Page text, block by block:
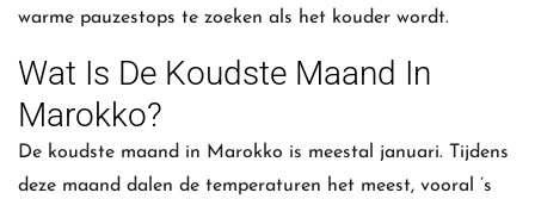
warme pauzestops te zoeken als het kouder wordt.
Wat Is De Koudste Maand In
Marokko?
De koudste maand in Marokko is meestal januari. Tijdens
deze maand dalen de temperaturen het meest, vooral ’s